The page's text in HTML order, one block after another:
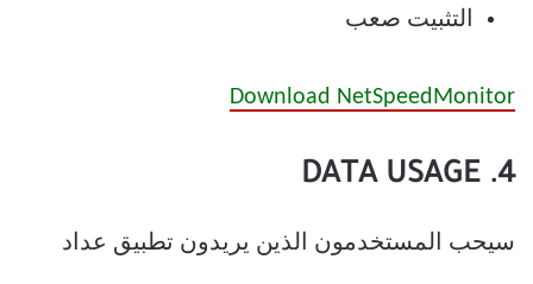
التثبيت صعب
Download NetSpeedMonitor
4. DATA USAGE
سيحب المستخدمون الذين يريدون تطبيق عداد